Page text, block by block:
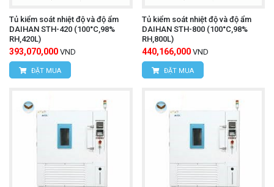
Tủ kiểm soát nhiệt độ và độ ẩm
DAIHAN STH-420 (100°C,98%
RH,420L)
393,070,000 VND
ĐẶT MUA
Tủ kiểm soát nhiệt độ và độ ẩm
DAIHAN STH-800 (100°C,98%
RH,800L)
440,166,000 VND
ĐẶT MUA